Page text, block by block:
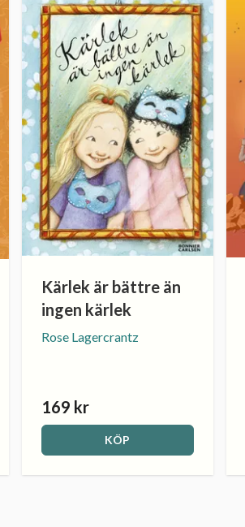
Kärlek är bättre än
ingen kärlek
Rose Lagercrantz
169 kr
KÖP